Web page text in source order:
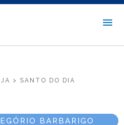
> SANTO DO DIA
BARBARIGO